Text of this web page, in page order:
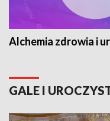
Alchemia zdrowia i
GALE I